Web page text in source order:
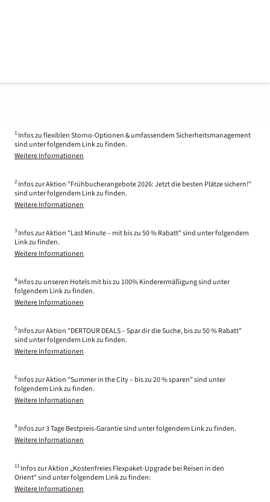
1 Infos zu flexiblen Storno-Optionen & umfassendem Sicherheitsmanagement
sind unter folgendem Link zu finden.
Weitere Informationen
2 Infos zur Aktion "Frühbucherangebote 2026: Jetzt die besten Plätze sichern!"
sind unter folgendem Link zu finden.
Weitere Informationen
3 Infos zur Aktion "Last Minute – mit bis zu 50 % Rabatt" sind unter folgendem
Link zu finden.
Weitere Informationen
4 Infos zu unseren Hotels mit bis zu 100% Kinderermäßigung sind unter
folgendem Link zu finden.
Weitere Informationen
5 Infos zur Aktion "DERTOUR DEALS – Spar dir die Suche, bis zu 50 % Rabatt"
sind unter folgendem Link zu finden.
Weitere Informationen
6 Infos zur Aktion "Summer in the City – bis zu 20 % sparen" sind unter
folgendem Link zu finden.
Weitere Informationen
9 Infos zur 3 Tage Bestpreis-Garantie sind unter folgendem Link zu finden.
Weitere Informationen
11 Infos zur Aktion „Kostenfreies Flexpaket-Upgrade bei Reisen in den
Orient“ sind unter folgendem Link zu finden:
Weitere Informationen